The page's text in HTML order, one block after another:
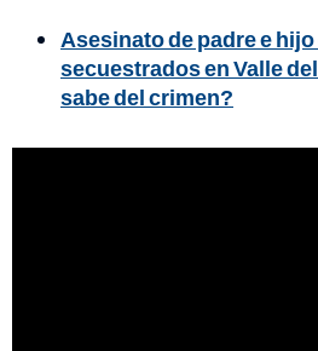
Asesinato de padre e
secuestrados en Valle
sabe del crimen?